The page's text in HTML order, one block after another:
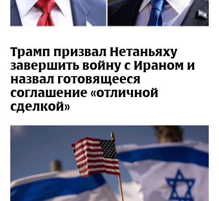
Трамп призвал Нетаньяху
завершить войну с Ираном и
назвал готовящееся
соглашение «отличной
сделкой»